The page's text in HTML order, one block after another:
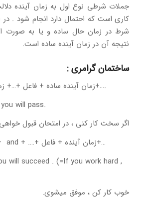
جملات شرطی نوع اول به زمان آینده
کاری است که احتمال دارد انجام شود .
شرط در زمان حال ساده و یا به صورت
نتیجه آن در زمان آینده ساده است.
ساختمان گرامری :
1-If + زمان آینده ساده + فاعل +…+ زمان حال ساده+….
will pass.
اگر سخت کار کنی ، در امتحان قبول
…+زمان آینده + فاعل +…. + and + ” , ” + فعل امر -2
will succeed . (=If you work hard ,
خوب کار کن ، موفق میشوی.